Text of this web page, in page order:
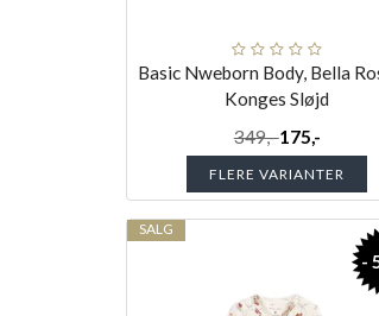
Basic Nweborn Body, Bella
Konges Sløjd
349,-175,-
FLERE VARIANTER
SALG
-